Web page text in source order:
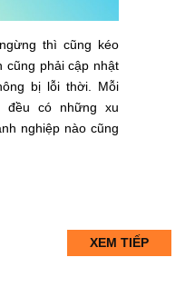
thì cũng kéo
cũng phải cập nhật
bị lỗi thời. Mỗi
đều có những xu
nghiệp nào cũng
XEM TIẾP